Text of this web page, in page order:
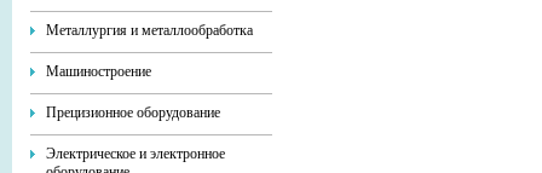
Металлургия и металлообработка
Машиностроение
Прецизионное оборудование
Электрическое и электронное